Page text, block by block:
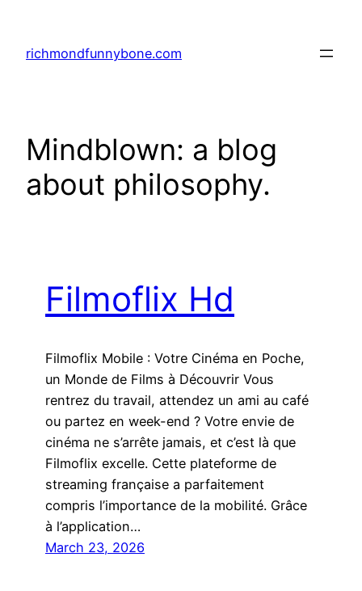
content
richmondfunnybone.com
Mindblown: a blog
about philosophy.
Filmoflix Hd
Filmoflix Mobile : Votre Cinéma en Poche,
un Monde de Films à Découvrir Vous
rentrez du travail, attendez un ami au café
ou partez en week-end ? Votre envie de
cinéma ne s’arrête jamais, et c’est là que
Filmoflix excelle. Cette plateforme de
streaming française a parfaitement
compris l’importance de la mobilité. Grâce
à l’application…
March 23, 2026